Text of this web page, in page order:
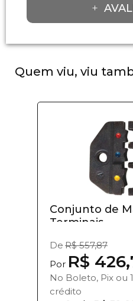
Quem viu, viu
Conjunto de
Terminais -...
De R$ 557,87
Por R$
No Boleto, Pix ou
crédito